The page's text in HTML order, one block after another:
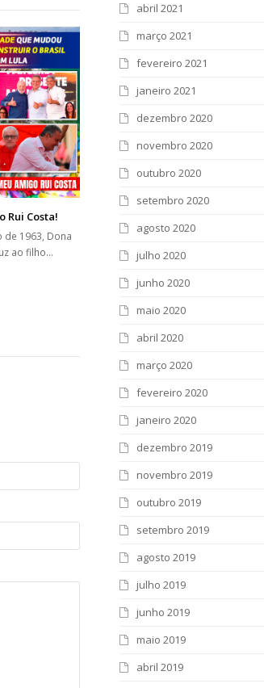
Rui Costa!
de 1963, Dona
ao filho…
abril 2021
março 2021
fevereiro 2021
janeiro 2021
dezembro 2020
novembro 2020
outubro 2020
setembro 2020
agosto 2020
julho 2020
junho 2020
maio 2020
abril 2020
março 2020
fevereiro 2020
janeiro 2020
dezembro 2019
novembro 2019
outubro 2019
setembro 2019
agosto 2019
julho 2019
junho 2019
maio 2019
abril 2019